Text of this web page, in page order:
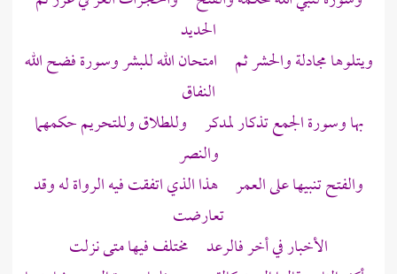
الحديد
ويتلوها مجادلة والحشر ثم امتحان الله للبشر وسورة فضح الله
النفاق
بها وسورة الجمع تذكار لمدكر وللطلاق وللتحريم حكمهما
والنصر
والفتح تنبيها على العمر هذا الذي اتفقت فيه الرواة له وقد
تعارضت
الأخبار في أخر فالرعد مختلف فيها متى نزلت